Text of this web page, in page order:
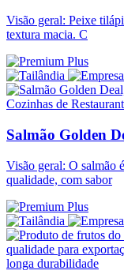
Visão geral: Peixe
textura macia. C
Salmão Golden
Visão geral: O salmão
qualidade, com sabor